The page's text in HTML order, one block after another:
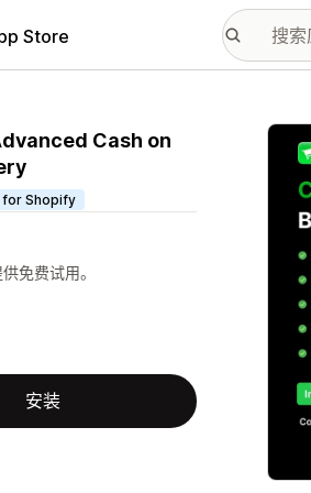
Store
Cash on
for Shopify
免费试用。
安装
配图